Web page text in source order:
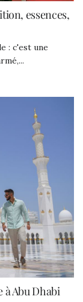
essences,
: c'est une
à Abu Dhabi